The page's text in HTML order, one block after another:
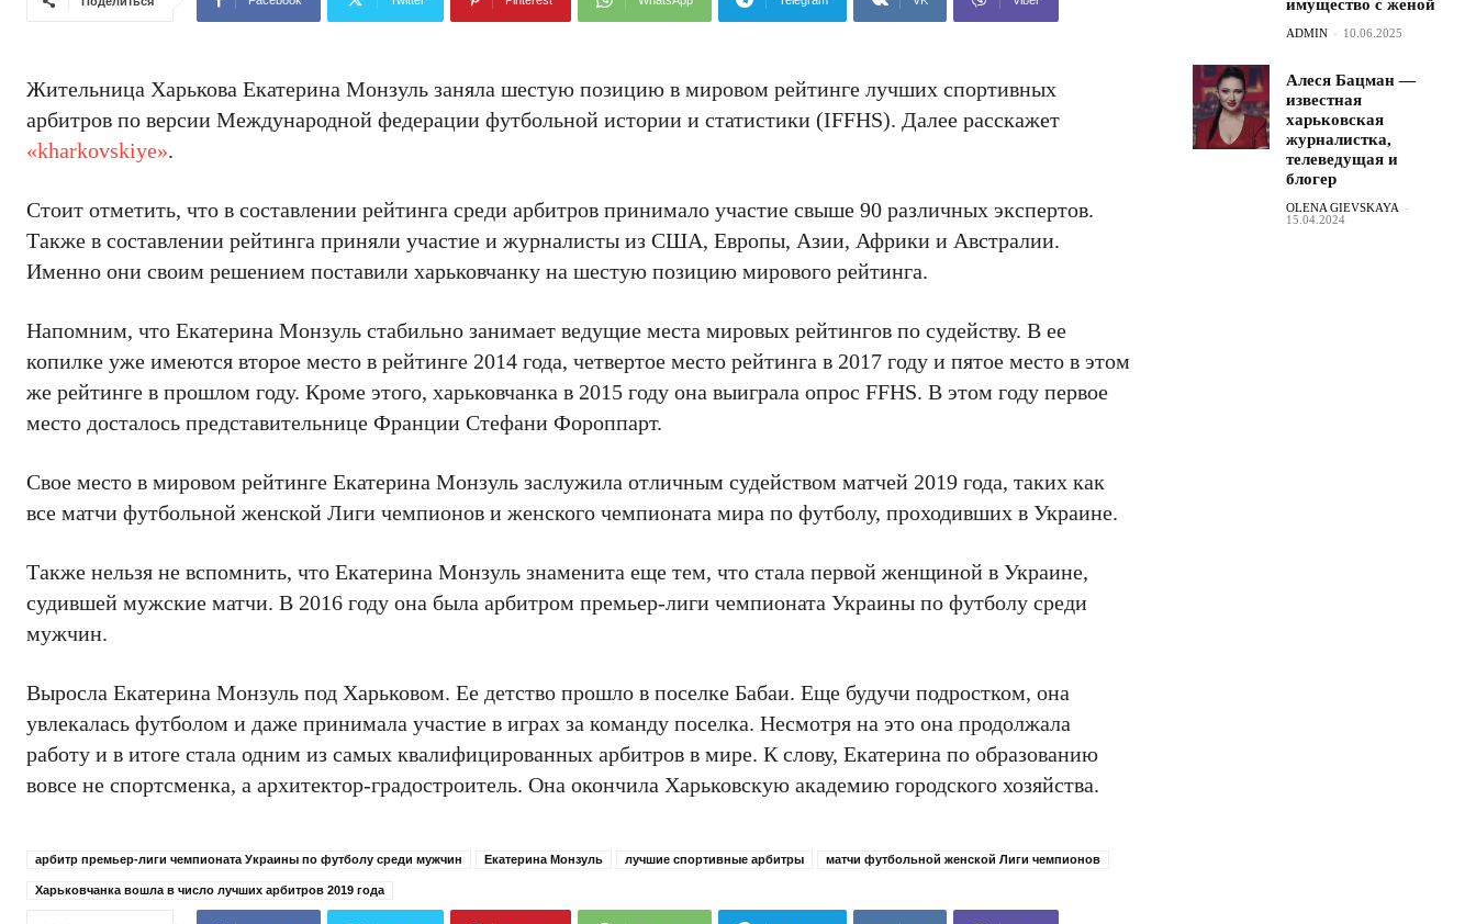
Жительница Харькова Екатерина Монзуль заняла шестую позицию в мировом рейтинге лучших спортивных
арбитров по версии Международной федерации футбольной истории и статистики (IFFHS). Далее расскажет
«kharkovskiye».
Стоит отметить, что в составлении рейтинга среди арбитров принимало участие свыше 90 различных экспертов.
Также в составлении рейтинга приняли участие и журналисты из США, Европы, Азии, Африки и Австралии.
Именно они своим решением поставили харьковчанку на шестую позицию мирового рейтинга.
Напомним, что Екатерина Монзуль стабильно занимает ведущие места мировых рейтингов по судейству. В ее
копилке уже имеются второе место в рейтинге 2014 года, четвертое место рейтинга в 2017 году и пятое место в этом
же рейтинге в прошлом году. Кроме этого, харьковчанка в 2015 году она выиграла опрос FFHS. В этом году первое
место досталось представительнице Франции Стефани Фороппарт.
Свое место в мировом рейтинге Екатерина Монзуль заслужила отличным судейством матчей 2019 года, таких как
все матчи футбольной женской Лиги чемпионов и женского чемпионата мира по футболу, проходивших в Украине.
Также нельзя не вспомнить, что Екатерина Монзуль знаменита еще тем, что стала первой женщиной в Украине,
судившей мужские матчи. В 2016 году она была арбитром премьер-лиги чемпионата Украины по футболу среди
мужчин.
Выросла Екатерина Монзуль под Харьковом. Ее детство прошло в поселке Бабаи. Еще будучи подростком, она
увлекалась футболом и даже принимала участие в играх за команду поселка. Несмотря на это она продолжала
работу и в итоге стала одним из самых квалифицированных арбитров в мире. К слову, Екатерина по образованию
вовсе не спортсменка, а архитектор-градостроитель. Она окончила Харьковскую академию городского хозяйства.
арбитр премьер-лиги чемпионата Украины по футболу среди мужчин Екатерина Монзуль лучшие спортивные арбитры матчи футбольной женской Лиги чемпионов
Харьковчанка вошла в число лучших арбитров 2019 года
имущество с женой
ADMIN - 10.06.2025
Алеся Бацман —
известная
харьковская
журналистка,
телеведущая и
блогер
OLENA GIEVSKAYA -
15.04.2024